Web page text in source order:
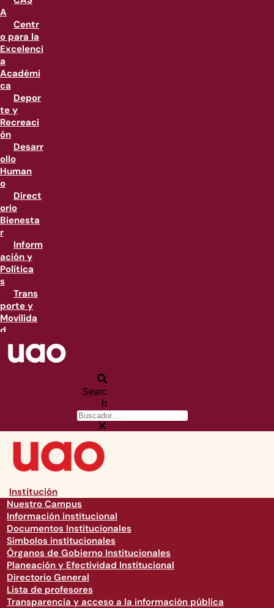
A
Centr
o para la
Excelenci
a
Académi
ca
Depor
te y
Recreaci
ón
Desarr
ollo
Human
o
Direct
orio
Bienesta
r
Inform
ación y
Política
s
Trans
porte y
Movilida
d
Searc
h
Institución
Nuestro Campus
Información institucional
Documentos Institucionales
Símbolos institucionales
Órganos de Gobierno Institucionales
Planeación y Efectividad Institucional
Directorio General
Lista de profesores
Transparencia y acceso a la información pública